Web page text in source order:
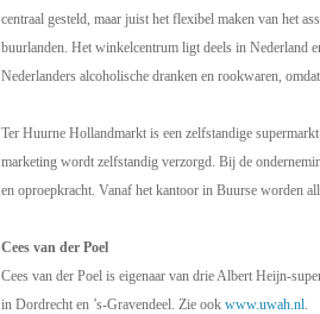
centraal gesteld, maar juist het flexibel maken van het
buurlanden. Het winkelcentrum ligt deels in Nederland
Nederlanders alcoholische dranken en rookwaren,
Ter Huurne Hollandmarkt is een zelfstandige
marketing wordt zelfstandig verzorgd. Bij de
en oproepkracht. Vanaf het kantoor in Buurse worden
Cees van der Poel
Cees van der Poel is eigenaar van drie Albert Heijn-
in Dordrecht en ’s-Gravendeel. Zie ook www.uwah.nl.